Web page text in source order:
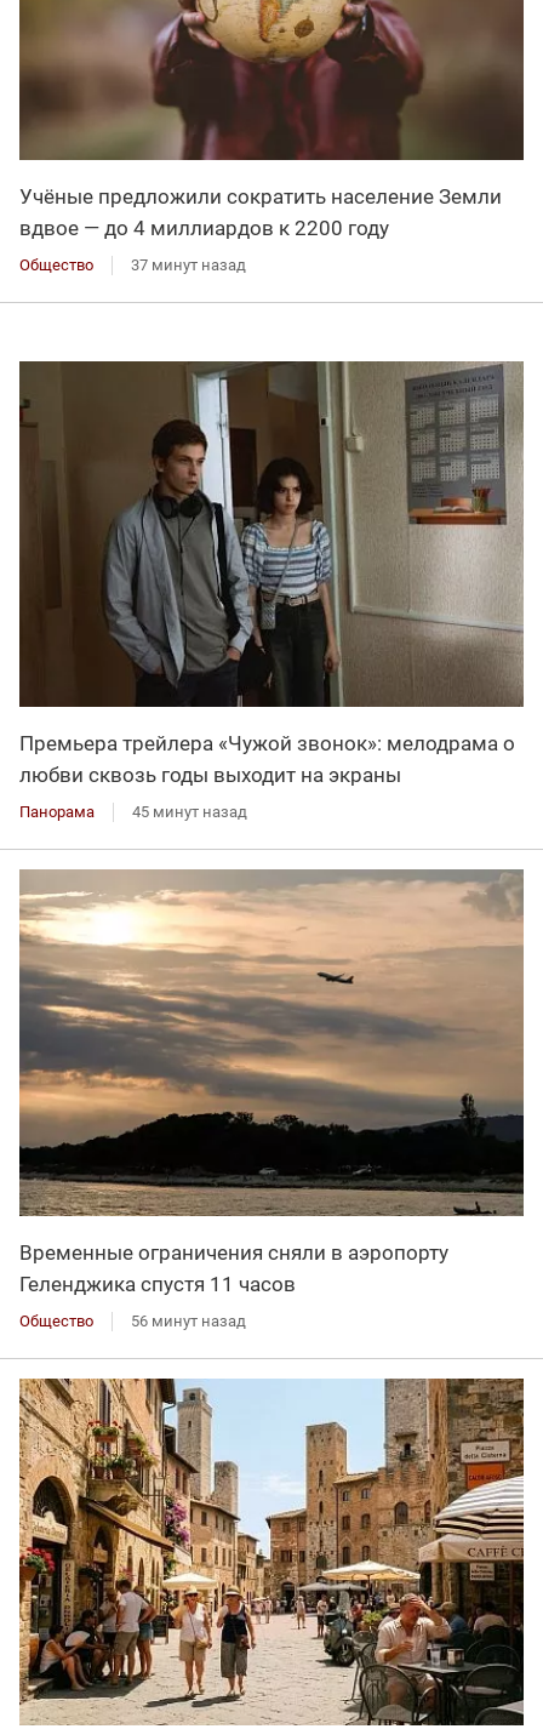
Учёные предложили сократить население Земли
вдвое — до 4 миллиардов к 2200 году
Общество 37 минут назад
Премьера трейлера «Чужой звонок»: мелодрама о
любви сквозь годы выходит на экраны
Панорама 45 минут назад
Временные ограничения сняли в аэропорту
Геленджика спустя 11 часов
Общество 56 минут назад